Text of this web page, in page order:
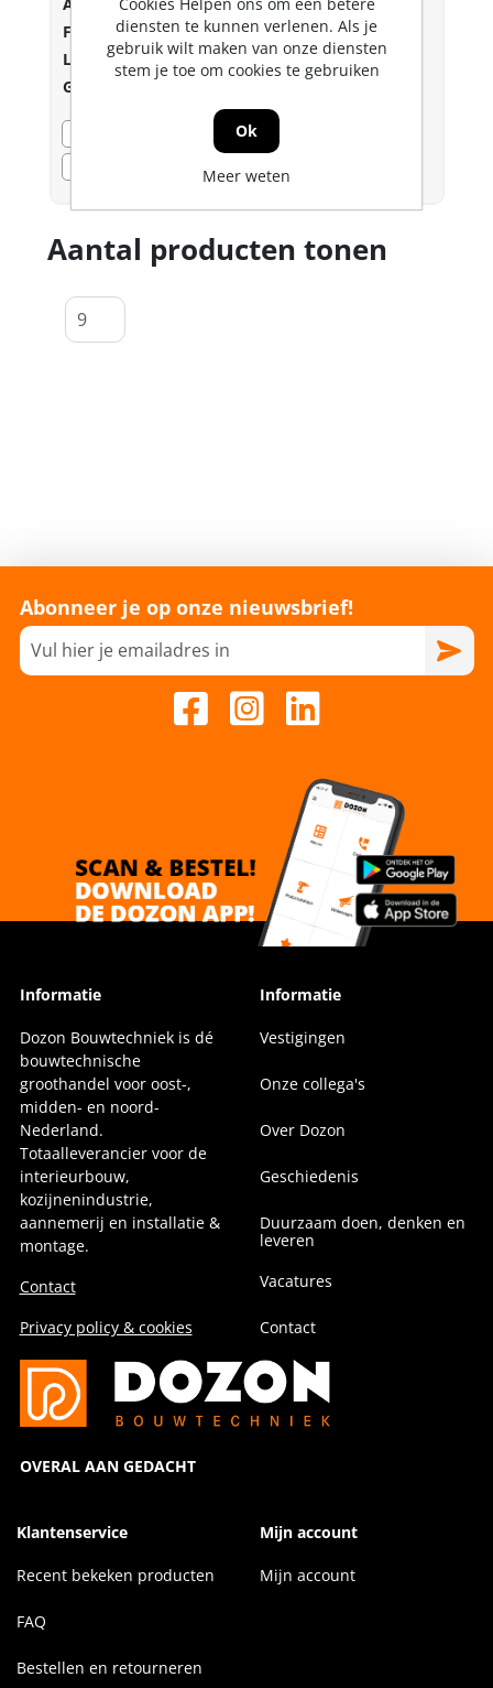
Fabrikant:
DIN & ISO
Lev.nr.::
3571.01.00601
Gtin:
8712811754899
Bezorgvoorraad
Aantal producten tonen
Abonneer je op onze nieuwsbrief!
Informatie
Dozon Bouwtechniek is dé
bouwtechnische
groothandel voor oost-,
midden- en noord-
Nederland.
Totaalleverancier voor de
interieurbouw,
kozijnenindustrie,
aannemerij en installatie &
montage.
Contact
Privacy policy & cookies
OVERAL AAN GEDACHT
Informatie
Vestigingen
Onze collega's
Over Dozon
Geschiedenis
Duurzaam doen, denken en
leveren
Vacatures
Contact
Klantenservice
Recent bekeken producten
FAQ
Bestellen en retourneren
Mijn account
Mijn account
diensten te kunnen verlenen. Als je
gebruik wilt maken van onze diensten
stem je toe om cookies te gebruiken
Ok
Meer weten